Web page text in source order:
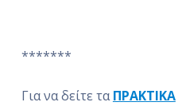
*******
Για να δείτε ταΠΡΑΚΤΙΚΑ